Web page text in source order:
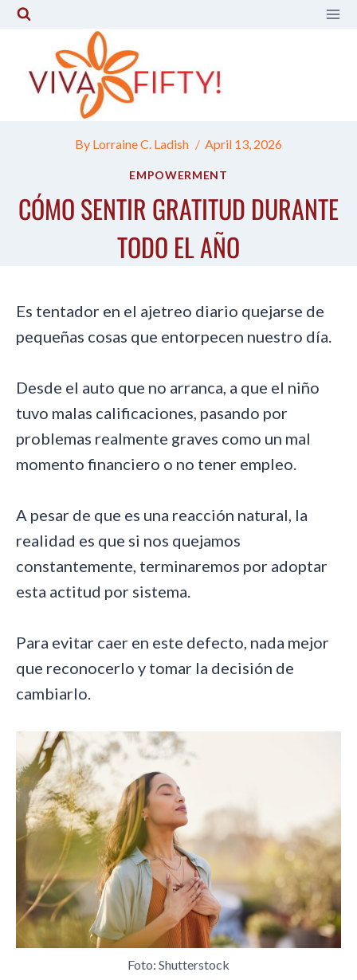
Skip
content
By Lorraine C. Ladish April 13, 2026
EMPOWERMENT
CÓMO SENTIR GRATITUD DURANTE
TODO EL AÑO
Es tentador en el ajetreo diario quejarse de
pequeñas cosas que entorpecen nuestro día.
Desde el auto que no arranca, a que el niño
tuvo malas calificaciones, pasando por
problemas realmente graves como un mal
momento financiero o no tener empleo.
A pesar de que es una reacción natural, la
realidad es que si nos quejamos
constantemente, terminaremos por adoptar
esta actitud por sistema.
Para evitar caer en este defecto, nada mejor
que reconocerlo y tomar la decisión de
cambiarlo.
Foto: Shutterstock